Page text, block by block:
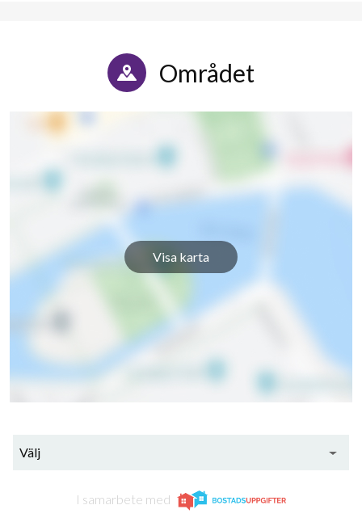
Området
Visa karta
Välj
I samarbete med